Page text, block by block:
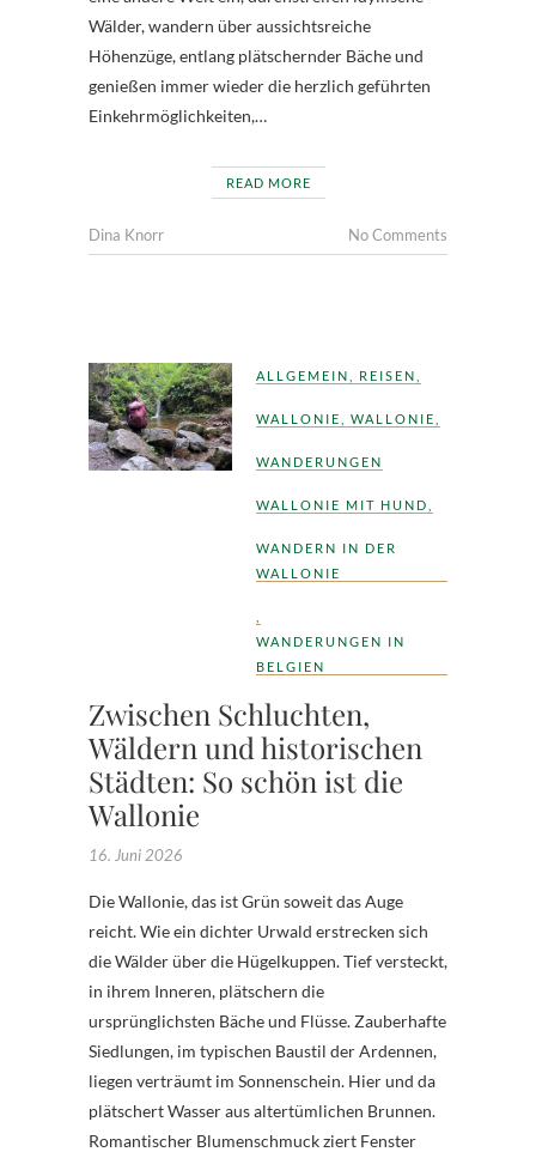
Wälder, wandern über aussichtsreiche
Höhenzüge, entlang plätschernder Bäche und
genießen immer wieder die herzlich geführten
Einkehrmöglichkeiten,…
READ MORE
Dina Knorr No Comments
ALLGEMEIN REISEN
WALLONIE WALLONIE
WANDERUNGEN
WALLONIE MIT HUND
WANDERN IN DER
WALLONIE
WANDERUNGEN IN
BELGIEN
Zwischen Schluchten,
Wäldern und historischen
Städten: So schön ist die
Wallonie
16. Juni 2026
Die Wallonie, das ist Grün soweit das Auge
reicht. Wie ein dichter Urwald erstrecken sich
die Wälder über die Hügelkuppen. Tief versteckt,
in ihrem Inneren, plätschern die
ursprünglichsten Bäche und Flüsse. Zauberhafte
Siedlungen, im typischen Baustil der Ardennen,
liegen verträumt im Sonnenschein. Hier und da
plätschert Wasser aus altertümlichen Brunnen.
Romantischer Blumenschmuck ziert Fenster